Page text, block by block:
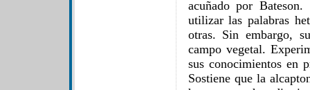
acuñado por
utilizar las palabras
otras. Sin embargo,
campo vegetal.
sus conocimientos en
Sostiene que la